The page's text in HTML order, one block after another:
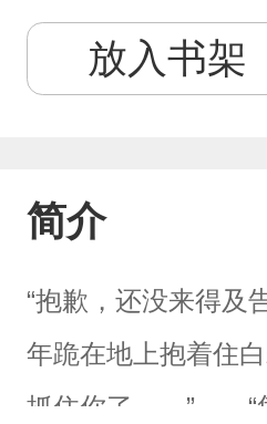
放入书架
简介
“抱歉，还没来得及
年跪在地上抱着住
抓住你了……”……“凭